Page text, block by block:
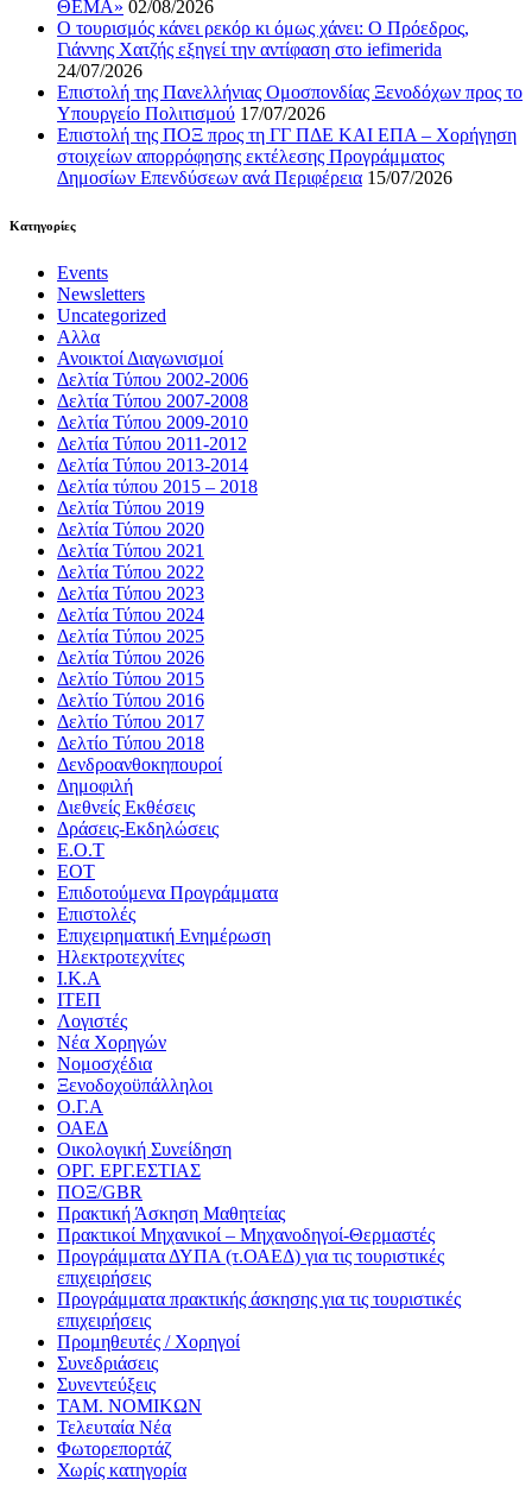
ΘΕΜΑ» 02/08/2026
Ο τουρισμός κάνει ρεκόρ κι όμως χάνει: Ο Πρόεδρος,
Γιάννης Χατζής εξηγεί την αντίφαση στο iefimerida
24/07/2026
Επιστολή της Πανελλήνιας Ομοσπονδίας Ξενοδόχων προς το
Υπουργείο Πολιτισμού 17/07/2026
Επιστολή της ΠΟΞ προς τη ΓΓ ΠΔΕ ΚΑΙ ΕΠΑ – Χορήγηση
στοιχείων απορρόφησης εκτέλεσης Προγράμματος
Δημοσίων Επενδύσεων ανά Περιφέρεια 15/07/2026
Kατηγορίες
Events
Newsletters
Uncategorized
Αλλα
Ανοικτοί Διαγωνισμoί
Δελτία Τύπου 2002-2006
Δελτία Τύπου 2007-2008
Δελτία Τύπου 2009-2010
Δελτία Τύπου 2011-2012
Δελτία Τύπου 2013-2014
Δελτία τύπου 2015 – 2018
Δελτία Τύπου 2019
Δελτία Τύπου 2020
Δελτία Τύπου 2021
Δελτία Τύπου 2022
Δελτία Τύπου 2023
Δελτία Τύπου 2024
Δελτία Τύπου 2025
Δελτία Τύπου 2026
Δελτίο Τύπου 2015
Δελτίο Τύπου 2016
Δελτίο Τύπου 2017
Δελτίο Τύπου 2018
Δενδροανθοκηπουροί
Δημοφιλή
Διεθνείς Εκθέσεις
Δράσεις-Εκδηλώσεις
Ε.Ο.Τ
ΕΟΤ
Επιδοτούμενα Προγράμματα
Επιστολές
Επιχειρηματική Ενημέρωση
Ηλεκτροτεχνίτες
Ι.Κ.Α
ΙΤΕΠ
Λογιστές
Νέα Χορηγών
Νομοσχέδια
Ξενοδοχοϋπάλληλοι
Ο.Γ.Α
ΟΑΕΔ
Οικολογική Συνείδηση
ΟΡΓ. ΕΡΓ.ΕΣΤΙΑΣ
ΠΟΞ/GBR
Πρακτική Άσκηση Μαθητείας
Πρακτικοί Μηχανικοί – Μηχανοδηγοί-Θερμαστές
Προγράμματα ΔΥΠΑ (τ.ΟΑΕΔ) για τις τουριστικές
επιχειρήσεις
Προγράμματα πρακτικής άσκησης για τις τουριστικές
επιχειρήσεις
Προμηθευτές / Χορηγοί
Συνεδριάσεις
Συνεντεύξεις
ΤΑΜ. ΝΟΜΙΚΩΝ
Τελευταία Νέα
Φωτορεπορτάζ
Χωρίς κατηγορία